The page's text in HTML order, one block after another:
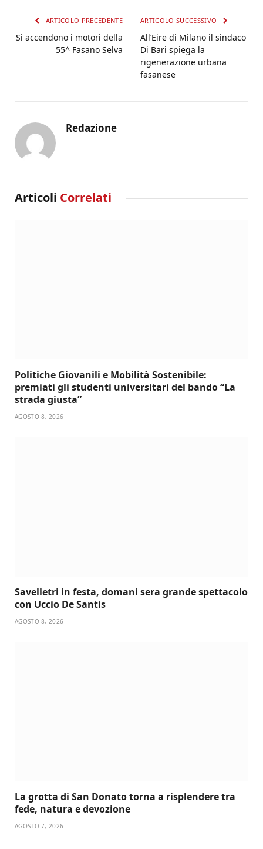
ARTICOLO PRECEDENTE
Si accendono i motori della
55^ Fasano Selva
ARTICOLO SUCCESSIVO
All’Eire di Milano il sindaco
Di Bari spiega la
rigenerazione urbana
fasanese
Redazione
Articoli Correlati
Politiche Giovanili e Mobilità Sostenibile:
premiati gli studenti universitari del bando “La
strada giusta”
AGOSTO 8, 2026
Savelletri in festa, domani sera grande spettacolo
con Uccio De Santis
AGOSTO 8, 2026
La grotta di San Donato torna a risplendere tra
fede, natura e devozione
AGOSTO 7, 2026